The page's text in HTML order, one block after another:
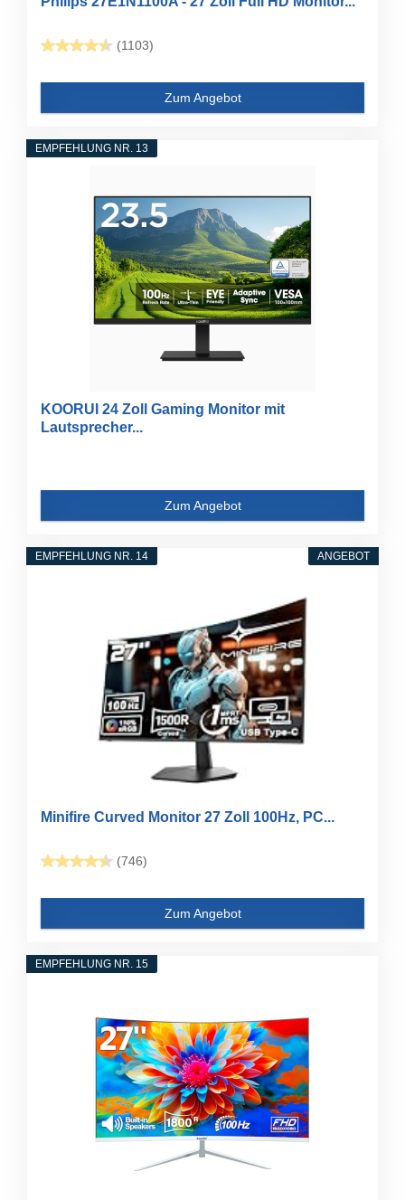
(1103)
Zum Angebot
EMPFEHLUNG NR. 13
KOORUI 24 Zoll Gaming Monitor mit
Lautsprecher...
Zum Angebot
ANGEBOT
EMPFEHLUNG NR. 14
Minifire Curved Monitor 27 Zoll 100Hz, PC...
(746)
Zum Angebot
EMPFEHLUNG NR. 15